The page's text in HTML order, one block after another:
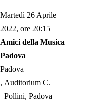
Martedì 26 Aprile
2022, ore 20:15
Amici della Musica
Padova
Padova
Auditorium C.
Pollini, Padova